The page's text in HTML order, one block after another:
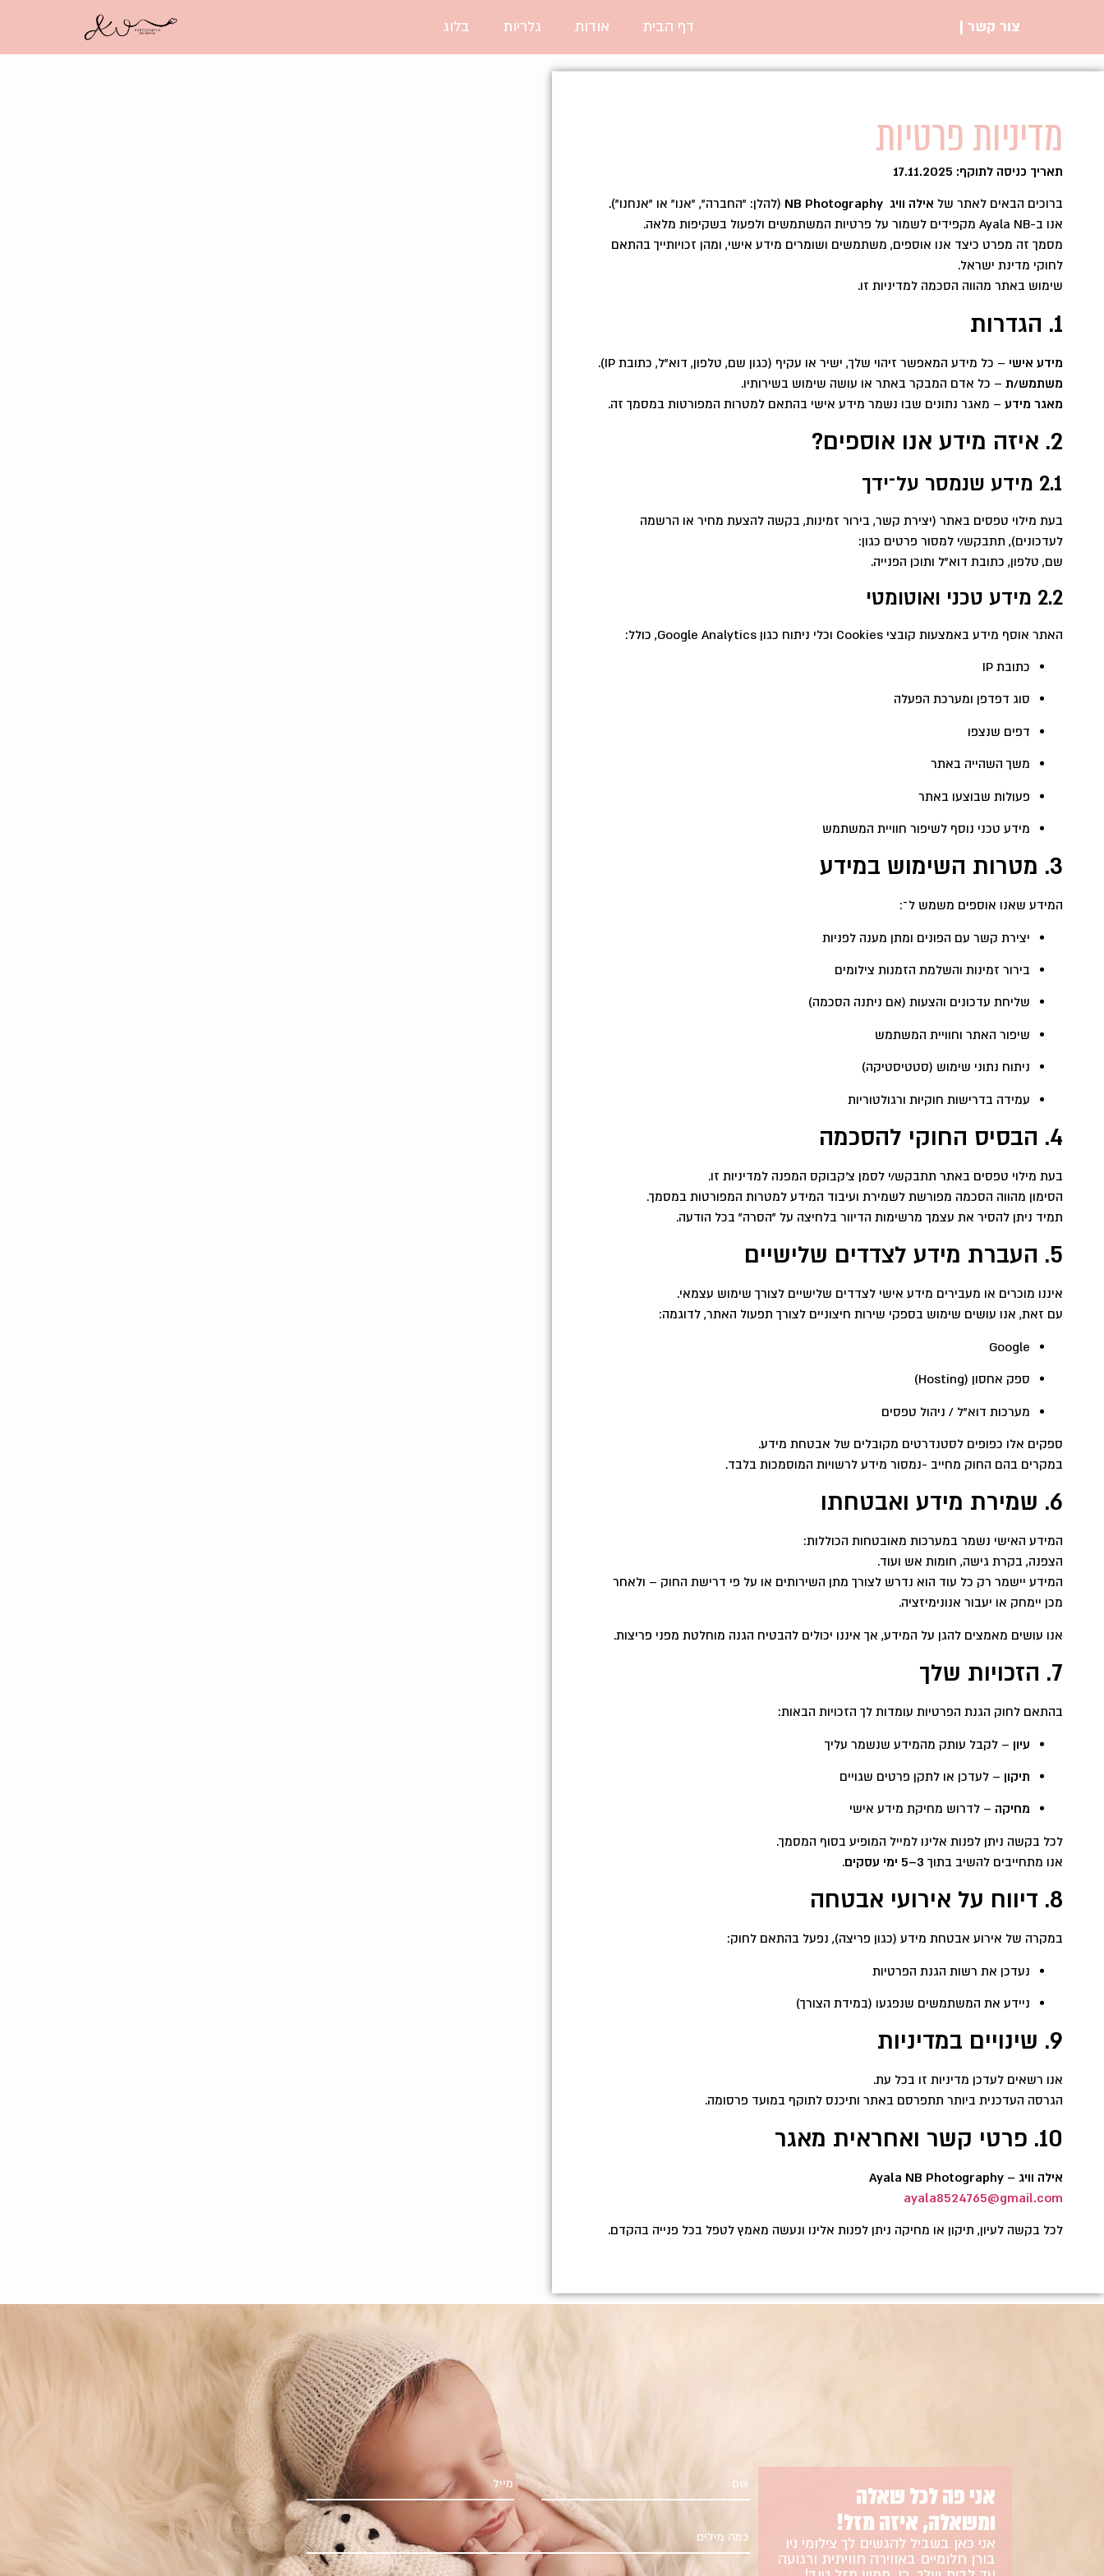
צור קשר | דף הבית אודות גלריות בלוג
מדיניות פרטיות
תאריך כניסה לתוקף: 17.11.2025
ברוכים הבאים לאתר של אילה וויג NB Photography (להלן: "החברה", "אנו" או "אנחנו").
אנו ב-Ayala NB מקפידים לשמור על פרטיות המשתמשים ולפעול בשקיפות מלאה.
מסמך זה מפרט כיצד אנו אוספים, משתמשים ושומרים מידע אישי, ומהן זכויותייך בהתאם
לחוקי מדינת ישראל.
שימוש באתר מהווה הסכמה למדיניות זו.
1. הגדרות
מידע אישי – כל מידע המאפשר זיהוי שלך, ישיר או עקיף (כגון שם, טלפון, דוא"ל, כתובת IP).
משתמש/ת – כל אדם המבקר באתר או עושה שימוש בשירותיו.
מאגר מידע – מאגר נתונים שבו נשמר מידע אישי בהתאם למטרות המפורטות במסמך זה.
2. איזה מידע אנו אוספים?
2.1 מידע שנמסר על־ידך
בעת מילוי טפסים באתר (יצירת קשר, בירור זמינות, בקשה להצעת מחיר או הרשמה
לעדכונים), תתבקש/י למסור פרטים כגון:
שם, טלפון, כתובת דוא"ל ותוכן הפנייה.
2.2 מידע טכני ואוטומטי
האתר אוסף מידע באמצעות קובצי Cookies וכלי ניתוח כגון Google Analytics, כולל:
כתובת IP
סוג דפדפן ומערכת הפעלה
דפים שנצפו
משך השהייה באתר
פעולות שבוצעו באתר
מידע טכני נוסף לשיפור חוויית המשתמש
3. מטרות השימוש במידע
המידע שאנו אוספים משמש ל־:
יצירת קשר עם הפונים ומתן מענה לפניות
בירור זמינות והשלמת הזמנות צילומים
שליחת עדכונים והצעות (אם ניתנה הסכמה)
שיפור האתר וחוויית המשתמש
ניתוח נתוני שימוש (סטטיסטיקה)
עמידה בדרישות חוקיות ורגולטוריות
4. הבסיס החוקי להסכמה
בעת מילוי טפסים באתר תתבקש/י לסמן צ׳קבוקס המפנה למדיניות זו.
הסימון מהווה הסכמה מפורשת לשמירת ועיבוד המידע למטרות המפורטות במסמך.
תמיד ניתן להסיר את עצמך מרשימות הדיוור בלחיצה על "הסרה" בכל הודעה.
5. העברת מידע לצדדים שלישיים
איננו מוכרים או מעבירים מידע אישי לצדדים שלישיים לצורך שימוש עצמאי.
עם זאת, אנו עושים שימוש בספקי שירות חיצוניים לצורך תפעול האתר, לדוגמה:
Google
ספק אחסון (Hosting)
מערכות דוא"ל / ניהול טפסים
ספקים אלו כפופים לסטנדרטים מקובלים של אבטחת מידע.
במקרים בהם החוק מחייב -נמסור מידע לרשויות המוסמכות בלבד.
6. שמירת מידע ואבטחתו
המידע האישי נשמר במערכות מאובטחות הכוללות:
הצפנה, בקרת גישה, חומות אש ועוד.
המידע יישמר רק כל עוד הוא נדרש לצורך מתן השירותים או על פי דרישת החוק – ולאחר
מכן יימחק או יעבור אנונימיזציה.
אנו עושים מאמצים להגן על המידע, אך איננו יכולים להבטיח הגנה מוחלטת מפני פריצות.
7. הזכויות שלך
בהתאם לחוק הגנת הפרטיות עומדות לך הזכויות הבאות:
עיון – לקבל עותק מהמידע שנשמר עליך
תיקון – לעדכן או לתקן פרטים שגויים
מחיקה – לדרוש מחיקת מידע אישי
לכל בקשה ניתן לפנות אלינו למייל המופיע בסוף המסמך.
אנו מתחייבים להשיב בתוך 3–5 ימי עסקים .
8. דיווח על אירועי אבטחה
במקרה של אירוע אבטחת מידע (כגון פריצה), נפעל בהתאם לחוק:
נעדכן את רשות הגנת הפרטיות
ניידע את המשתמשים שנפגעו (במידת הצורך)
9. שינויים במדיניות
אנו רשאים לעדכן מדיניות זו בכל עת.
הגרסה העדכנית ביותר תתפרסם באתר ותיכנס לתוקף במועד פרסומה.
10. פרטי קשר ואחראית מאגר
אילה וויג – Ayala NB Photography
ayala8524765@gmail.com
לכל בקשה לעיון, תיקון או מחיקה ניתן לפנות אלינו ונעשה מאמץ לטפל בכל פנייה בהקדם.
אני פה לכל שאלה
ומשאלה, איזה מזל!
אני כאן בשביל להגשים לך צילומי ניו
בורן חלומיים באווירה חוויתית ורגועה
שם מייל
כמה מילים